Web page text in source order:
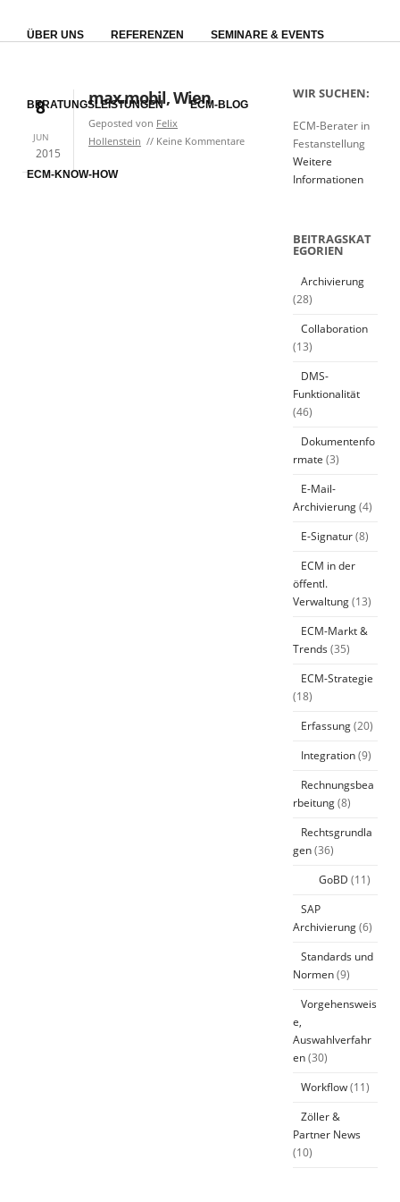
ÜBER UNS REFERENZEN SEMINARE & EVENTS
BERATUNGSLEISTUNGEN ECM-BLOG
ECM-KNOW-HOW
8
JUN
2015
max.mobil, Wien
Geposted von Felix
Hollenstein
Keine Kommentare
WIR SUCHEN:
ECM-Berater in
Festanstellung
Weitere
Informationen
BEITRAGSKAT
EGORIEN
Archivierung
(28)
Collaboration
(13)
DMS-
Funktionalität
(46)
Dokumentenfo
rmate (3)
E-Mail-
Archivierung(4)
E-Signatur(8)
ECM in der
öffentl.
Verwaltung(13)
ECM-Markt &
Trends (35)
ECM-Strategie
(18)
Erfassung(20)
Integration(9)
Rechnungsbea
rbeitung(8)
Rechtsgrundla
gen(36)
GoBD (11)
SAP
Archivierung(6)
Standards und
Normen(9)
Vorgehensweis
e,
Auswahlverfahr
en(30)
Workflow(11)
Zöller &
Partner News
(10)